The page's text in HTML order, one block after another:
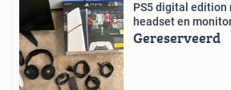
PS5 digital edition
headset en
Gereserveerd